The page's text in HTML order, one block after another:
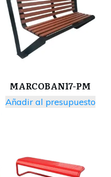
MARCOBAN17-PM
Añadir al presupuesto